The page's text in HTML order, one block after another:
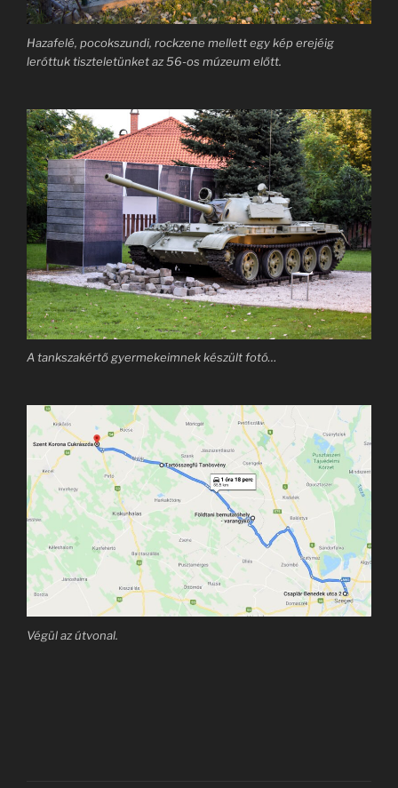
Hazafelé, pocokszundi, rockzene mellett egy kép erejéig
leróttuk tiszteletünket az 56-os múzeum előtt.
A tankszakértő gyermekeimnek készült fotó…
Végül az útvonal.